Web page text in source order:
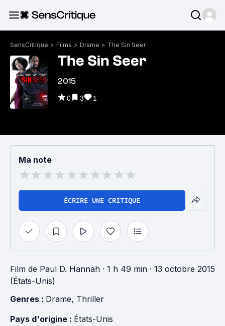
SensCritique > Films > Drame > The Sin Seer
The Sin Seer
2015
0 3 1
Ma note
ÉCRIRE UNE CRITIQUE
Film de Paul D. Hannah · 1 h 49 min · 13 octobre 2015
(États-Unis)
Genres : Drame, Thriller
Pays d'origine : États-Unis